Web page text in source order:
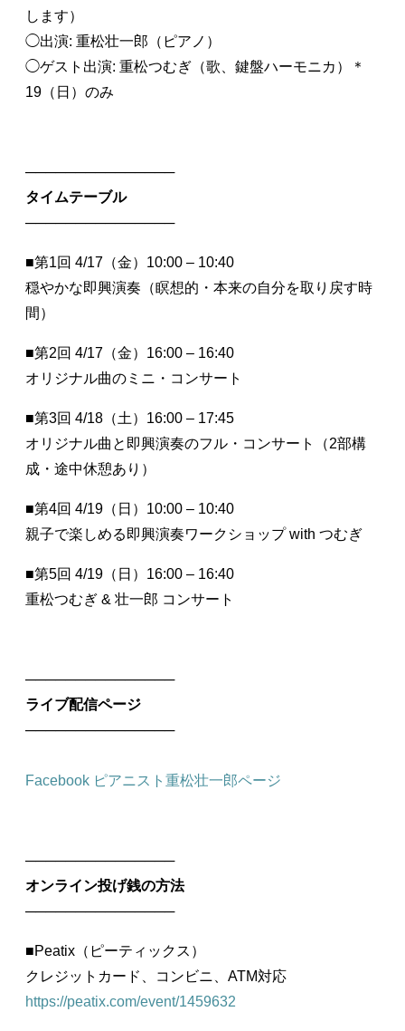
します）
◯出演: 重松壮一郎（ピアノ）
◯ゲスト出演: 重松つむぎ（歌、鍵盤ハーモニカ）＊
19（日）のみ
───────────────
タイムテーブル
───────────────
■第1回 4/17（金）10:00 – 10:40
穏やかな即興演奏（瞑想的・本来の自分を取り戻す時
間）
■第2回 4/17（金）16:00 – 16:40
オリジナル曲のミニ・コンサート
■第3回 4/18（土）16:00 – 17:45
オリジナル曲と即興演奏のフル・コンサート（2部構
成・途中休憩あり）
■第4回 4/19（日）10:00 – 10:40
親子で楽しめる即興演奏ワークショップ with つむぎ
■第5回 4/19（日）16:00 – 16:40
重松つむぎ & 壮一郎 コンサート
───────────────
ライブ配信ページ
───────────────
Facebook ピアニスト重松壮一郎ページ
───────────────
オンライン投げ銭の方法
───────────────
■Peatix（ピーティックス）
クレジットカード、コンビニ、ATM対応
https://peatix.com/event/1459632